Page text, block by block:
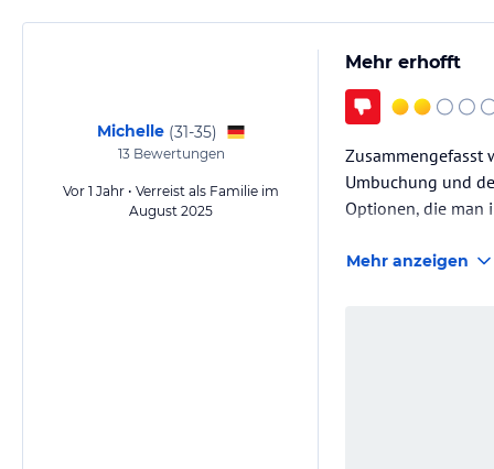
Michelle (31-35)
13Bewertungen
Vor 1 Jahr • Verreist als Familie im
August 2025
Mehr erhofft
Zusammengefasst
Umbuchung und
Optionen, die man
Mehr anzeigen